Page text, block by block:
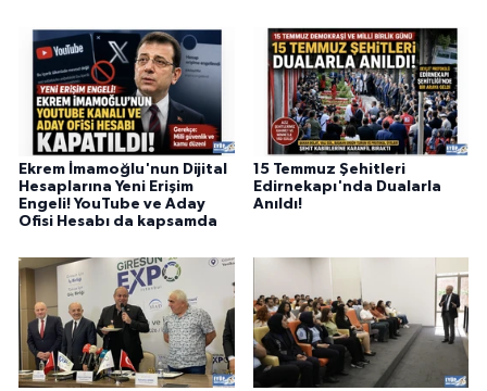
Ekrem İmamoğlu'nun Dijital
Hesaplarına Yeni Erişim
Engeli! YouTube ve Aday
Ofisi Hesabı da kapsamda
15 Temmuz Şehitleri
Edirnekapı'nda Dualarla
Anıldı!